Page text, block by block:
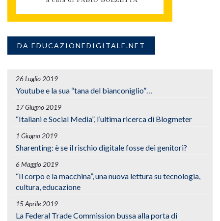
DA EDUCAZIONEDIGITALE.NET
26 Luglio 2019
Youtube e la sua “tana del bianconiglio”…
17 Giugno 2019
“Italiani e Social Media”, l’ultima ricerca di Blogmeter
1 Giugno 2019
Sharenting: è se il rischio digitale fosse dei genitori?
6 Maggio 2019
“Il corpo e la macchina”, una nuova lettura su tecnologia,
cultura, educazione
15 Aprile 2019
La Federal Trade Commission bussa alla porta di